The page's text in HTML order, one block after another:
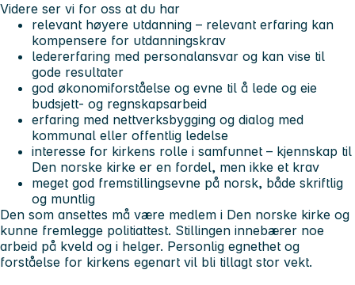
Videre ser vi for oss at du har
relevant høyere utdanning – relevant erfaring kan
kompensere for utdanningskrav
ledererfaring med personalansvar og kan vise til
gode resultater
god økonomiforståelse og evne til å lede og eie
budsjett- og regnskapsarbeid
erfaring med nettverksbygging og dialog med
kommunal eller offentlig ledelse
interesse for kirkens rolle i samfunnet – kjennskap til
Den norske kirke er en fordel, men ikke et krav
meget god fremstillingsevne på norsk, både skriftlig
og muntlig
Den som ansettes må være medlem i Den norske kirke og
kunne fremlegge politiattest. Stillingen innebærer noe
arbeid på kveld og i helger. Personlig egnethet og
forståelse for kirkens egenart vil bli tillagt stor vekt.